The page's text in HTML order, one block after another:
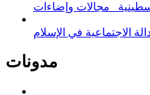
مجالات وإضاءات
مدونات